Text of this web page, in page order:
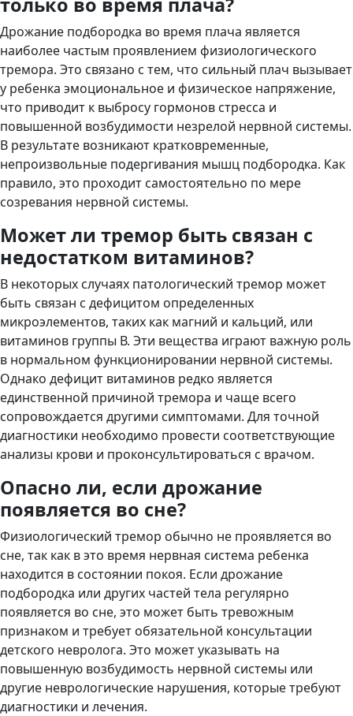
Дрожание подбородка во время плача является
наиболее частым проявлением физиологического
тремора. Это связано с тем, что сильный плач вызывает
у ребенка эмоциональное и физическое напряжение,
что приводит к выбросу гормонов стресса и
повышенной возбудимости незрелой нервной системы.
В результате возникают кратковременные,
непроизвольные подергивания мышц подбородка. Как
правило, это проходит самостоятельно по мере
созревания нервной системы.
Может ли тремор быть связан с
недостатком витаминов?
В некоторых случаях патологический тремор может
быть связан с дефицитом определенных
микроэлементов, таких как магний и кальций, или
витаминов группы В. Эти вещества играют важную роль
в нормальном функционировании нервной системы.
Однако дефицит витаминов редко является
единственной причиной тремора и чаще всего
сопровождается другими симптомами. Для точной
диагностики необходимо провести соответствующие
анализы крови и проконсультироваться с врачом.
Опасно ли, если дрожание
появляется во сне?
Физиологический тремор обычно не проявляется во
сне, так как в это время нервная система ребенка
находится в состоянии покоя. Если дрожание
подбородка или других частей тела регулярно
появляется во сне, это может быть тревожным
признаком и требует обязательной консультации
детского невролога. Это может указывать на
повышенную возбудимость нервной системы или
другие неврологические нарушения, которые требуют
диагностики и лечения.